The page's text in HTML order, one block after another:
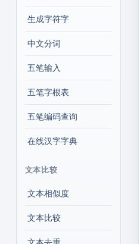
生成字符字
中文分词
五笔输入
五笔字根表
五笔编码查询
在线汉字字典
文本比较
文本相似度
文本比较